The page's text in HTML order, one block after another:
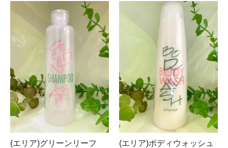
(エリア)グリーンリーフ
(エリア)ボディウォッシュ